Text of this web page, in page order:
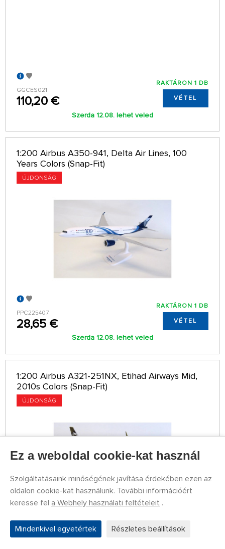
GGCES021
110,20 €
RAKTÁRON 1 DB
VÉTEL
Szerda 12.08. lehet veled
1:200 Airbus A350-941, Delta Air Lines, 100
Years Colors (Snap-Fit)
ÚJDONSÁG
PPC225407
28,65 €
RAKTÁRON 1 DB
VÉTEL
Szerda 12.08. lehet veled
1:200 Airbus A321-251NX, Etihad Airways Mid,
2010s Colors (Snap-Fit)
ÚJDONSÁG
RAKTÁRON 1 DB
Ez a weboldal cookie-kat használ
Szolgáltatásaink minőségének javítása érdekében ezen az
oldalon cookie-kat használunk. További információért
keresse fel a Webhely használati feltételeit .
Mindenkivel egyetértek Részletes beállítások